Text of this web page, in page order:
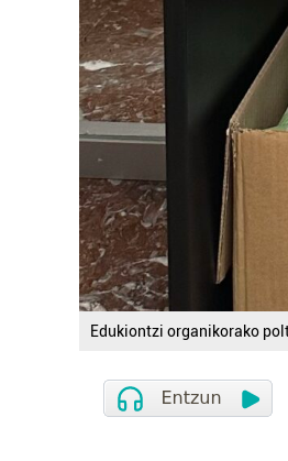
Edukiontzi organikorako